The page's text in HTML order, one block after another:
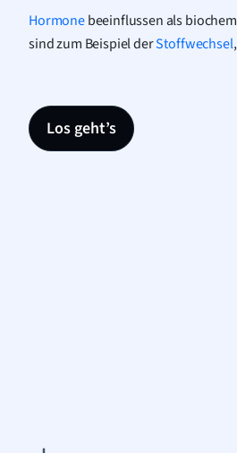
Hormonebeeinflussen als
sind zum Beispiel derStoffwechsel
Los geht’s